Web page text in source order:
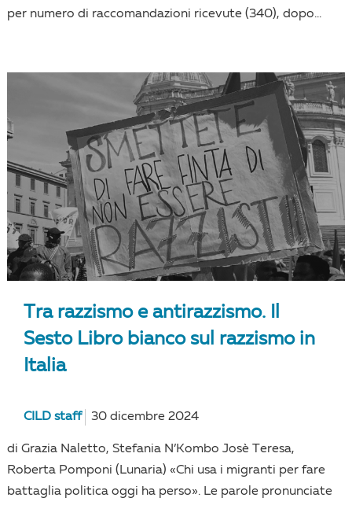
per numero di raccomandazioni ricevute (340), dopo...
Tra razzismo e antirazzismo. Il
Sesto Libro bianco sul razzismo in
Italia
CILD staff 30 dicembre 2024
di Grazia Naletto, Stefania N’Kombo Josè Teresa,
Roberta Pomponi (Lunaria) «Chi usa i migranti per fare
battaglia politica oggi ha perso». Le parole pronunciate